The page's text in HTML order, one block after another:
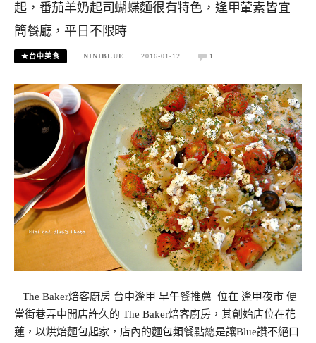
起，番茄羊奶起司蝴蝶麵很有特色，逢甲葷素皆宜
簡餐廳，平日不限時
★台中美食 NINIBLUE 2016-01-12 1
The Baker焙客廚房 台中逢甲 早午餐推薦 位在 逢甲夜市 便
當街巷弄中開店許久的 The Baker焙客廚房，其創始店位在花
蓮，以烘焙麵包起家，店內的麵包類餐點總是讓Blue讚不絕口